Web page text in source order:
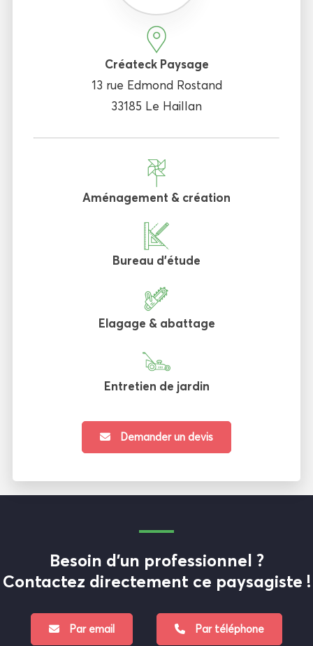
Créateck Paysage
13 rue Edmond Rostand
33185 Le Haillan
Aménagement & création
Bureau d'étude
Elagage & abattage
Entretien de jardin
Demander un devis
Besoin d'un professionnel ?
Contactez directement ce paysagiste !
Par email Par téléphone